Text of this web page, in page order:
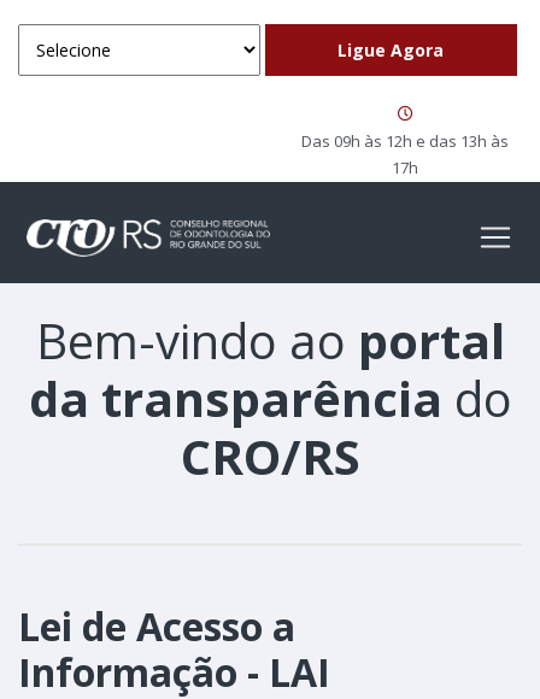
Das 09h às 12h e das 13h às
17h
Bem-vindo ao portal
da transparência do
CRO/RS
Lei de Acesso a
Informação - LAI